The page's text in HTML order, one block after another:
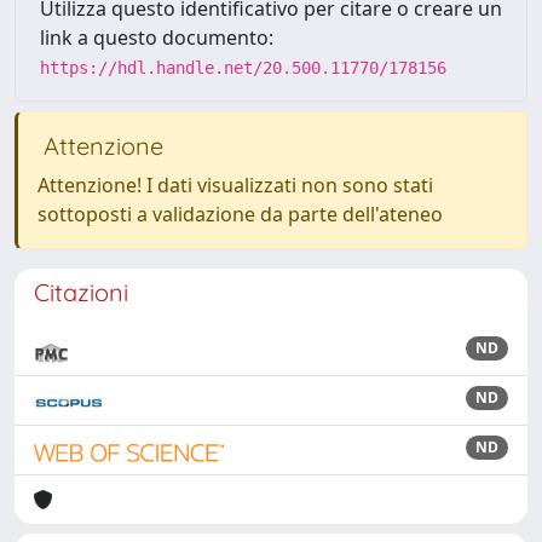
Utilizza questo identificativo per citare o creare un
link a questo documento:
https://hdl.handle.net/20.500.11770/178156
Attenzione
Attenzione! I dati visualizzati non sono stati
sottoposti a validazione da parte dell'ateneo
Citazioni
ND
ND
ND